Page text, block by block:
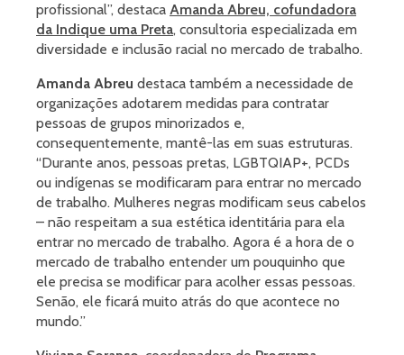
profissional”, destaca Amanda Abreu, cofundadora
da Indique uma Preta, consultoria especializada em
diversidade e inclusão racial no mercado de trabalho.
Amanda Abreu destaca também a necessidade de
organizações adotarem medidas para contratar
pessoas de grupos minorizados e,
consequentemente, mantê-las em suas estruturas.
“Durante anos, pessoas pretas, LGBTQIAP+, PCDs
ou indígenas se modificaram para entrar no mercado
de trabalho. Mulheres negras modificam seus cabelos
– não respeitam a sua estética identitária para ela
entrar no mercado de trabalho. Agora é a hora de o
mercado de trabalho entender um pouquinho que
ele precisa se modificar para acolher essas pessoas.
Senão, ele ficará muito atrás do que acontece no
mundo.”